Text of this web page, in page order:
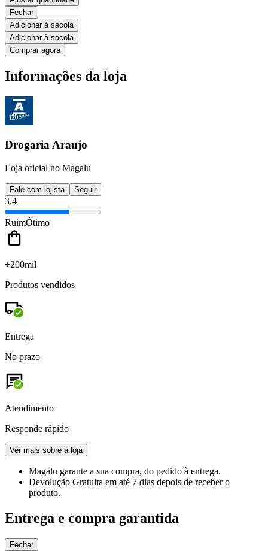
Fechar
Adicionar à sacola
Adicionar à sacola
Comprar agora
Informações da loja
Drogaria Araujo
Loja oficial no Magalu
Fale com lojista Seguir
3.4
RuimÓtimo
+200mil
Produtos vendidos
Entrega
No prazo
Atendimento
Responde rápido
Ver mais sobre a loja
Magalu garante a sua compra, do pedido à entrega.
Devolução Gratuita em até 7 dias depois de receber o
produto.
Entrega e compra garantida
Fechar